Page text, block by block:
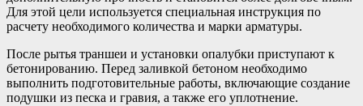
Для этой цели используется специальная инструкция по
расчету необходимого количества и марки арматуры.
После рытья траншеи и установки опалубки приступают к
бетонированию. Перед заливкой бетоном необходимо
выполнить подготовительные работы, включающие создание
подушки из песка и гравия, а также его уплотнение.